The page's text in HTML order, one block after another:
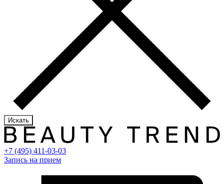
Искать
+7 (495) 411-03-03
Запись на прием